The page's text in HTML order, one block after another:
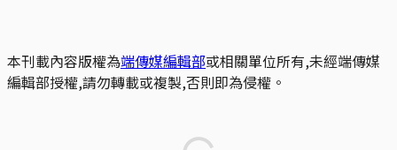
本刊載內容版權為端傳媒編輯部或相關單位所有,未經端傳媒
編輯部授權,請勿轉載或複製,否則即為侵權。